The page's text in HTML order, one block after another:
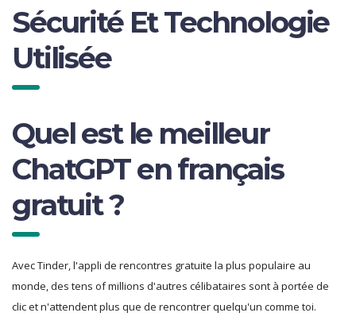
Sécurité Et Technologie
Utilisée
Quel est le meilleur
ChatGPT en français
gratuit ?
Avec Tinder, l'appli de rencontres gratuite la plus populaire au
monde, des tens of millions d'autres célibataires sont à portée de
clic et n'attendent plus que de rencontrer quelqu'un comme toi.